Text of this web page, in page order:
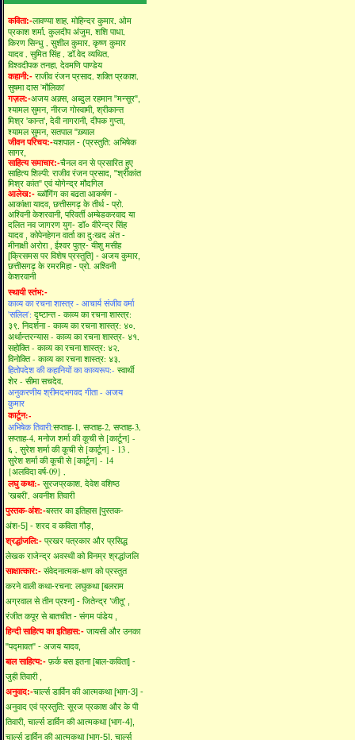
कविता:-लावण्या शाह, मोहिन्दर कुमार, ओम
प्रकाश शर्मा, कुलदीप अंजुम, शशि पाधा,
किरण सिन्धु , सुशील कुमार, कृष्ण कुमार
यादव , सुमित सिंह , डॉ.वेद व्यथित,
विश्वदीपक तनहा, देवमणि पाण्डेय
कहानी:- राजीव रंजन प्रसाद, शक्ति प्रकाश,
सुषमा दास 'मौलिका'
गज़ल:-अजय अक़्स, अब्दुल रहमान "मन्सूर",
श्यामल सुमन, नीरज गोस्वामी, श्रीकान्त
मिश्र 'कान्त', देवी नागरानी, दीपक गुप्ता,
श्यामल सुमन, सतपाल "ख़्याल
जीवन परिचय:-यशपाल - (प्रस्तुति: अभिषेक
सागर,
साहित्य समाचार:-चैनल वन से प्रसारित हुए
साहित्य शिल्पी: राजीव रंजन प्रसाद, "श्रीकांत
मिश्र कांत" एवं योगेन्द्र मौदगिल
आलेख:- ब्ळॉगिंग का बढता आकर्षण -
आकांक्षा यादव, छत्तीसगढ़ के तीर्थ - प्रो.
अश्विनी केशरवानी, परिवर्ती अम्बेडकरवाद या
दलित नव जागरण युग- डॉ० वीरेन्द्र सिंह
यादव , कोपेनहेगन वार्ता का दुःखद अंत -
मीनाक्षी अरोरा , ईश्वर पुत्र- यीशु मसीह
[क्रिसमस पर विशेष प्रस्तुति] - अजय कुमार,
छत्तीसगढ़ के रमरमिहा - प्रो. अश्विनी
केशरवानी
स्थायी स्तंभ:-
काव्य का रचना शास्त्र - आचार्य संजीव वर्मा
'सलिल': दृष्टान्त - काव्य का रचना शास्त्र:
३९, निदर्शना - काव्य का रचना शास्त्र: ४०,
अर्थान्तरन्यास - काव्य का रचना शास्त्र- ४१,
सहोक्ति - काव्य का रचना शास्त्र: ४२,
विनोक्ति - काव्य का रचना शास्त्र: ४३,
हितोपदेश की कहानियों का काव्यरूप:- स्वार्थी
शेर - सीमा सचदेव,
अनुकरणीय श्रीमदभगवद गीता - अजय
कुमार
कार्टून:-
अभिषेक तिवारी:सप्ताह-1, सप्ताह-2, सप्ताह-3,
सप्ताह-4, मनोज शर्मा की कूची से [कार्टून] -
६ , सुरेश शर्मा की कूची से [कार्टून] - 13 ,
सुरेश शर्मा की कूची से [कार्टून] - 14
{अलविदा वर्ष-09} ,
लघु कथा:- सूरजप्रकाश, देवेश वशिष्ठ
'खबरी', अवनीश तिवारी
पुस्तक-अंश:-बस्तर का इतिहास [पुस्तक-
अंश-5] - शरद व कविता गौड़,
श्रद्धांजलि:- प्रखर पत्रकार और प्रसिद्ध
लेखक राजेन्द्र अवस्थी को विनम्र श्रद्धांजलि
साक्षात्कार:- संवेदनात्मक-क्षण को प्रस्तुत
करने वाली कथा-रचना: लघुकथा [बलराम
अग्रवाल से तीन प्रश्न] - जितेन्द्र ’जीतू’ ,
रंजीत कपूर से बातचीत - संगम पांडेय ,
हिन्दी साहित्य का इतिहास:- जायसी और उनका
"पद्मावत" - अजय यादव,
बाल साहित्य:- फ़र्क बस इतना [बाल-कविता] -
जुही तिवारी ,
अनुवाद:-चार्ल्स डार्विन की आत्मकथा [भाग-3] -
अनुवाद एवं प्रस्तुति: सूरज प्रकाश और के पी
तिवारी, चार्ल्स डार्विन की आत्मकथा [भाग-4],
चार्ल्स डार्विन की आत्मकथा [भाग-5], चार्ल्स